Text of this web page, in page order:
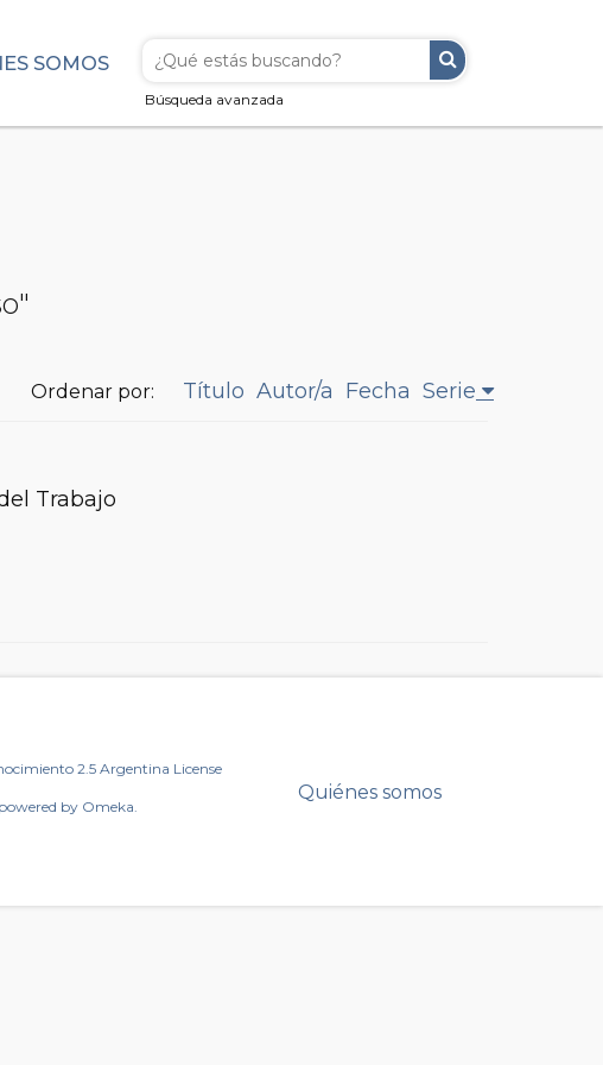
Búsqueda avanzada
SOMOS
Ordenar por: Título Autor/a Fecha Serie
Trabajo
2.5 Argentina License
by Omeka.
Quiénes somos